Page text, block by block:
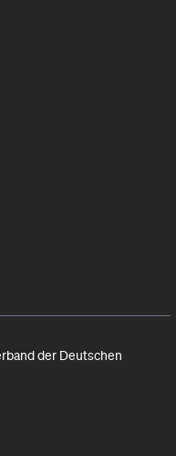
der Deutschen